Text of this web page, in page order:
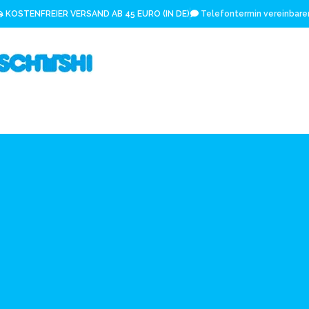
KOSTENFREIER VERSAND AB 45 EURO (IN DE) Telefontermin